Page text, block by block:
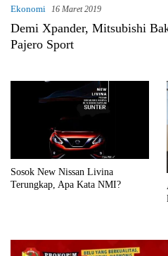
Ekonomi 16 Maret 2019
Demi Xpander, Mitsubishi
Pajero Sport
Sosok New Nissan Livina
Terungkap, Apa Kata NMI?